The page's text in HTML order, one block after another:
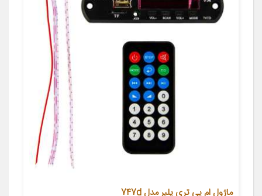
ماژول ام پی تری پلیر مدل 747d